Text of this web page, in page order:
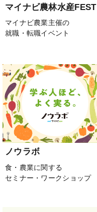
マイナビ農林水産FEST
マイナビ農業主催の
就職・転職イベント
ノウラボ
食・農業に関する
セミナー・ワークショップ